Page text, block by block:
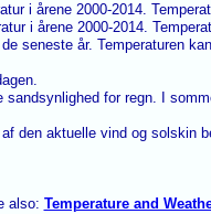
i årene 2000-2014.
i årene 2000-2014.
seneste år. Temperaturen
sandsynlighed for regn. I
den aktuelle vind og solskin
also: Temperature and